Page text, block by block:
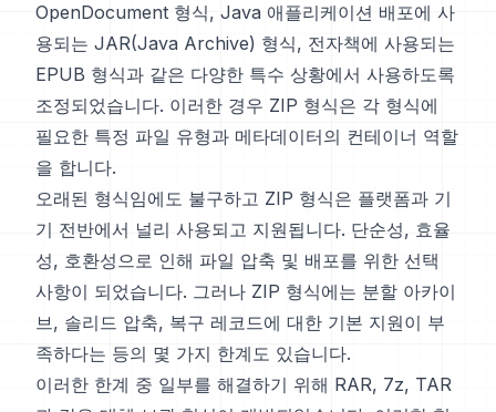
OpenDocument 형식, Java 애플리케이션 배포에 사
용되는 JAR(Java Archive) 형식, 전자책에 사용되는
EPUB 형식과 같은 다양한 특수 상황에서 사용하도록
조정되었습니다. 이러한 경우 ZIP 형식은 각 형식에
필요한 특정 파일 유형과 메타데이터의 컨테이너 역할
을 합니다.
오래된 형식임에도 불구하고 ZIP 형식은 플랫폼과 기
기 전반에서 널리 사용되고 지원됩니다. 단순성, 효율
성, 호환성으로 인해 파일 압축 및 배포를 위한 선택
사항이 되었습니다. 그러나 ZIP 형식에는 분할 아카이
브, 솔리드 압축, 복구 레코드에 대한 기본 지원이 부
족하다는 등의 몇 가지 한계도 있습니다.
이러한 한계 중 일부를 해결하기 위해 RAR, 7z, TAR